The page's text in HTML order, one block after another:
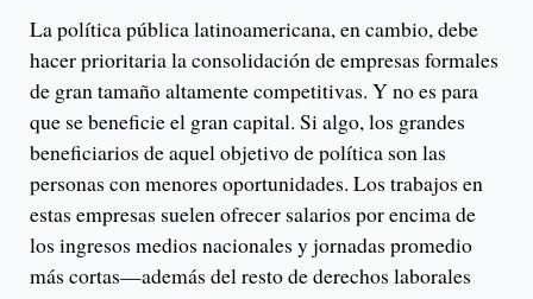
La política pública latinoamericana, en cambio, debe
hacer prioritaria la consolidación de empresas formales
de gran tamaño altamente competitivas. Y no es para
que se beneficie el gran capital. Si algo, los grandes
beneficiarios de aquel objetivo de política son las
personas con menores oportunidades. Los trabajos en
estas empresas suelen ofrecer salarios por encima de
los ingresos medios nacionales y jornadas promedio
más cortas—además del resto de derechos laborales